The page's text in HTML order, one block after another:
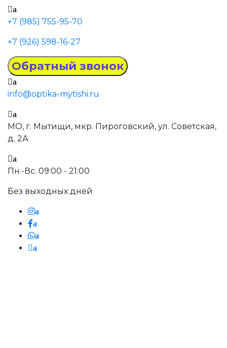
a
+7 (985) 755-95-70
+7 (926) 598-16-27
a
info@optika-mytishi.ru
a
МО, г. Мытищи, мкр. Пироговский, ул. Советская,
д. 2А
a
Пн.-Вс. 09:00 - 21:00
Без выходных дней
a
a
a
a